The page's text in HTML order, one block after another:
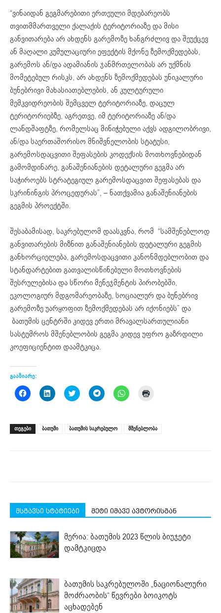
“ვინაიდან გეგმარებითი ერთეული მდებარეობს
თვითმმართველი ქალაქის ტერიტორიაზე და მისი
განვითარება არ ახდენს გარემოზე ხანგრძლივ და შეუქცევ
ან მაღალი კუმულაციური ეფექტის მქონე ზემოქმედებას,
გარემოს ან/და ადამიანის ჯანმრთელობას არ უქმნის
მომეტებულ რისკს, არ ახდენს ზემოქმედებას უნიკალური
ბუნებრივი მახასიათებლების, ან კულტურული
მემკვიდრეობის შემცველ ტერიტორიაზე, დაცულ
ტერიტორიებზე, აგრეთვე, იმ ტერიტორიაზე ან/და
ლანდშაფტზე, რომელსაც მინიჭებული აქვს ადგილობრივი,
ან/და საერთაშორისო მნიშვნელობის სტატუსი,
გარემოსდაცვითი შეფასების კოდექსის მოთხოვნებიდან
გამომდინარე, განაშენიანების დეტალური გეგმა არ
საჭიროებს სტრატეგიულ გარემოსდაცვით შეფასებას და
სკრინინგის პროცედურას”, – ნათქვამია განაშენიანების
გეგმის პროექტში.
შესაბამისად, საკრებულომ დაასკვნა, რომ “სამშენებლოდ
განვითარების მიზნით განაშენიანების დეტალური გეგმის
განხორციელება, გარემოსდაცვითი კანონმდებლობით და
სტანდარტებით გათვალისწინებული მოთხოვნების
შესრულებისა და სწორი მენეჯმენტის პირობებში,
ეკოლოგიურ მდგომარეობაზე, სოციალურ და ბუნებრივ
გარემოზე უარყოფით ზემოქმედებას არ იქონიებს” და
ბათუმის ცენტრში კიდევ ერთი მრავალსართულიანი
სასტუმროს მშენებლობის გეგმა კიდევ უფრო გაზრდილი
კოეფიციენტით დაამტკიცა.
გააზიარე:
Click
to
(Opens
in
new
Click
to
(Opens
in
Click
to
(Opens
in
Click
to
(Opens
in
Click
to
(Opens
in
new
window)
ᲗᲔᲒᲔᲑᲘ ბათუმი ბათუმის საკრებულო მშენებლობა
მსგავსი სტატიები მეტი იმავე ავტორისგან
მერია: ბათუმის 2023 წლის ბიუჯეტი
დამტკიცდა
ბათუმის საკრებულოში „ნაციონალური
მოძრაობის“ წევრები ბოიკოტს
აცხადებენ